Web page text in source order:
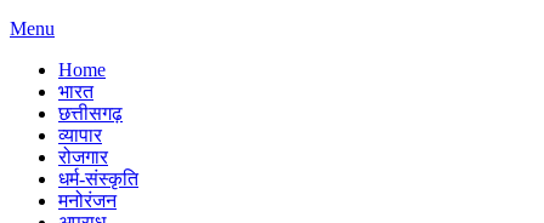
Menu
Home
भारत
छत्तीसगढ़
व्यापार
रोजगार
धर्म-संस्कृति
मनोरंजन